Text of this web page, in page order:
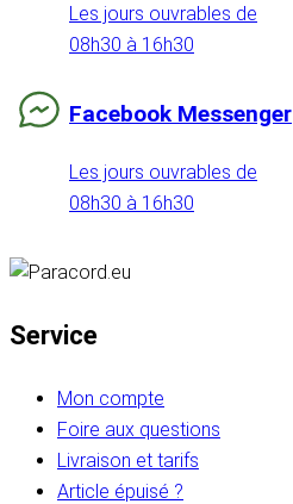
Les jours ouvrables de
08h30 à 16h30
Facebook Messenger
Les jours ouvrables de
08h30 à 16h30
Service
Mon compte
Foire aux questions
Livraison et tarifs
Article épuisé ?